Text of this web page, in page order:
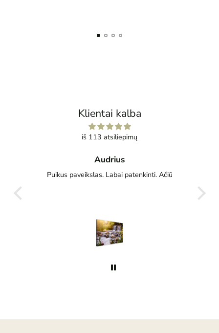
Klientai kalba
iš 113 atsiliepimų
Audrius
Puikus paveikslas. Labai patenkinti. Ačiū